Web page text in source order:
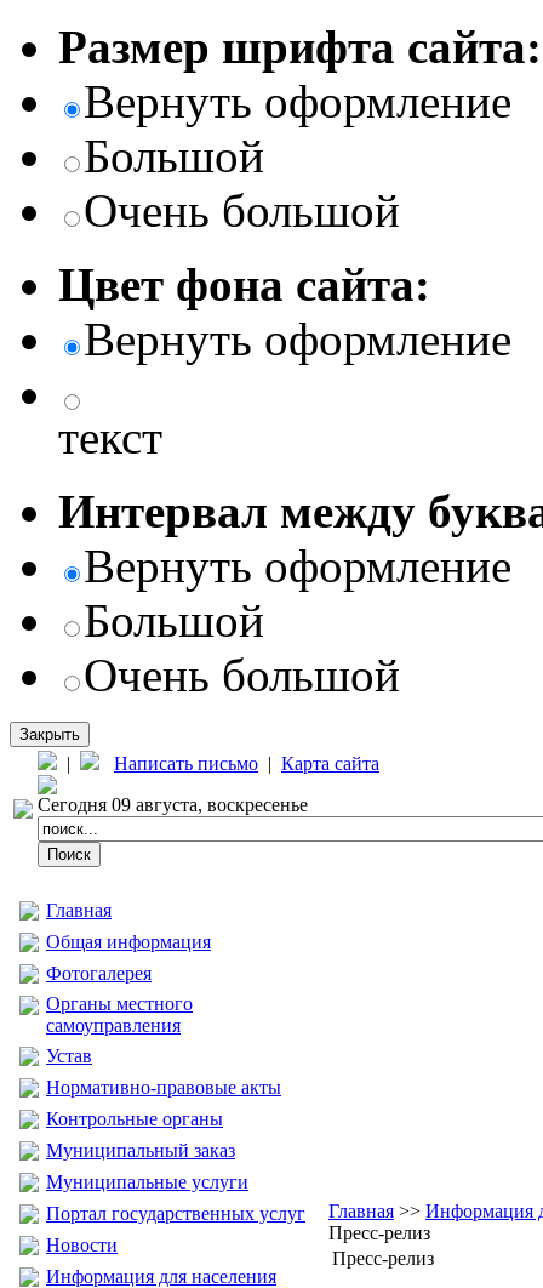
Размер шрифта сайта:
Вернуть оформление
Большой
Очень большой
Цвет фона сайта:
Вернуть оформление
текст
Интервал между
Вернуть оформление
Большой
Очень большой
Закрыть
| Написать письмо | Карта сайта
Сегодня 09 августа, воскресенье
Главная
Общая информация
Фотогалерея
Органы местного
самоуправления
Устав
Нормативно-правовые акты
Контрольные органы
Муниципальный заказ
Муниципальные услуги
Портал государственных услуг
Новости
Информация для населения
Главная >> Информация
Пресс-релиз
Пресс-релиз